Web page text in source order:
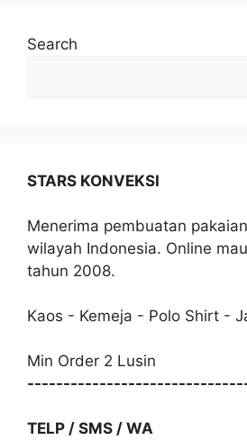
Search
STARS KONVEKSI
Menerima pembuatan
wilayah Indonesia. Online
tahun 2008.
Kaos - Kemeja - Polo Shirt -
Min Order 2 Lusin
TELP / SMS / WA